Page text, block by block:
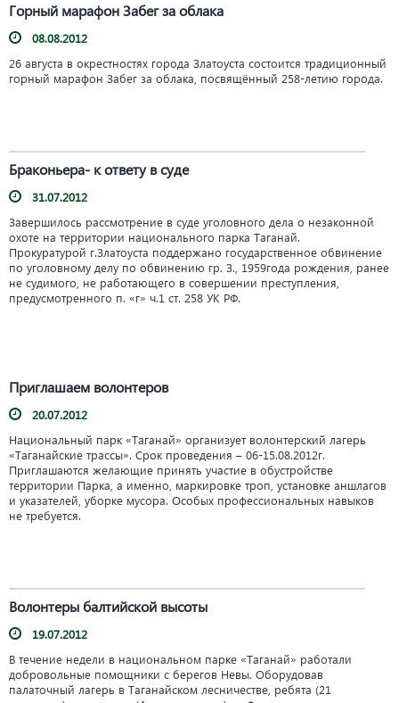
Горный марафон Забег за облака
08.08.2012
26 августа в окрестностях города Златоуста состоится традиционный
горный марафон Забег за облака, посвящённый 258-летию города.
Браконьера- к ответу в суде
31.07.2012
Завершилось рассмотрение в суде уголовного дела о незаконной
охоте на территории национального парка Таганай.
Прокуратурой г.Златоуста поддержано государственное обвинение
по уголовному делу по обвинению гр. З., 1959года рождения, ранее
не судимого, не работающего в совершении преступления,
предусмотренного п. «г» ч.1 ст. 258 УК РФ.
Приглашаем волонтеров
20.07.2012
Национальный парк «Таганай» организует волонтерский лагерь
«Таганайские трассы». Срок проведения – 06-15.08.2012г.
Приглашаются желающие принять участие в обустройстве
территории Парка, а именно, маркировке троп, установке аншлагов
и указателей, уборке мусора. Особых профессиональных навыков
не требуется.
Волонтеры балтийской высоты
19.07.2012
В течение недели в национальном парке «Таганай» работали
добровольные помощники с берегов Невы. Оборудовав
палаточный лагерь в Таганайском лесничестве, ребята (21